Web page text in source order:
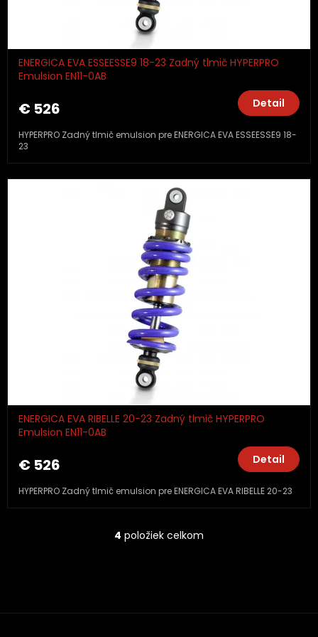
ENERGICA EVA ESSEESSE9 18-23 Zadný tlmič HYPERPRO
Emulsion EN11-0AB
€ 526 Detail
HYPERPRO Zadný tlmič emulsion pre ENERGICA EVA ESSEESSE9 18-
23
ENERGICA EVA RIBELLE 20-23 Zadný tlmič HYPERPRO
Emulsion EN11-0AB
€ 526 Detail
HYPERPRO Zadný tlmič emulsion pre ENERGICA EVA RIBELLE 20-23
O
a
4 položiek celkom